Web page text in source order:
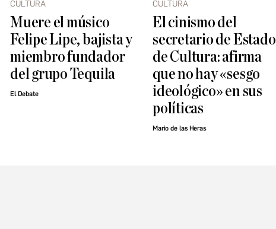
CULTURA
Muere el músico
Felipe Lipe, bajista y
miembro fundador
del grupo Tequila
El Debate
CULTURA
El cinismo del
secretario de Estado
de Cultura: afirma
que no hay «sesgo
ideológico» en sus
políticas
Mario de las Heras